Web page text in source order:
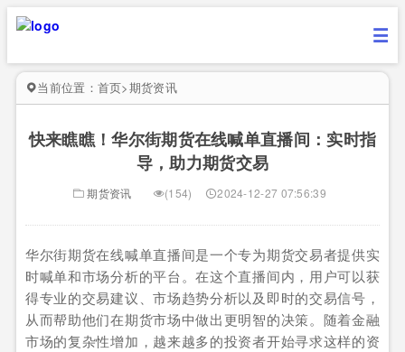
当前位置： 首页>期货资讯
快来瞧瞧！华尔街期货在线喊单直播间：实时指
导，助力期货交易
期货资讯 (154) 2024-12-27 07:56:39
华尔街期货在线喊单直播间是一个专为期货交易者提供实
时喊单和市场分析的平台。在这个直播间内，用户可以获
得专业的交易建议、市场趋势分析以及即时的交易信号，
从而帮助他们在期货市场中做出更明智的决策。随着金融
市场的复杂性增加，越来越多的投资者开始寻求这样的资